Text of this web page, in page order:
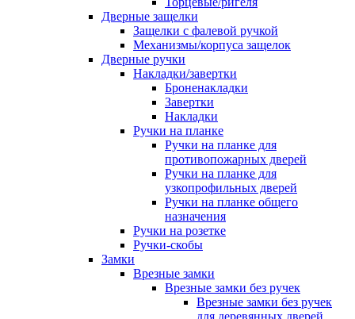
Дверные защелки
Защелки с фалевой ручкой
Механизмы/корпуса защелок
Дверные ручки
Накладки/завертки
Броненакладки
Завертки
Накладки
Ручки на планке
Ручки на планке для
противопожарных дверей
Ручки на планке для
узкопрофильных дверей
Ручки на планке общего
назначения
Ручки на розетке
Ручки-скобы
Замки
Врезные замки
Врезные замки без ручек
Врезные замки без ручек